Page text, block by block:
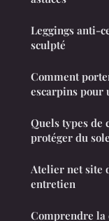
Leggings anti-
sculpté
Comment
escarpins pour
Quels types de
protéger du
Atelier net site
entretien
Comprendre la